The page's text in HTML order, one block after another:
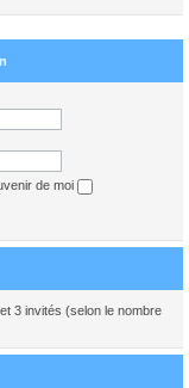
de moi
3 invités (selon le nombre